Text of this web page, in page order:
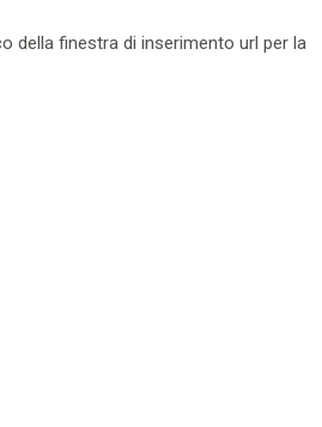
della finestra di inserimento url per la